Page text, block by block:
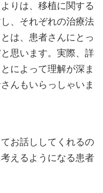
りは、移植に関する
、それぞれの治療法
は、患者さんにとっ
思います。実際、詳
によって理解が深ま
んもいらっしゃいま
お話ししてくれるの
えるようになる患者